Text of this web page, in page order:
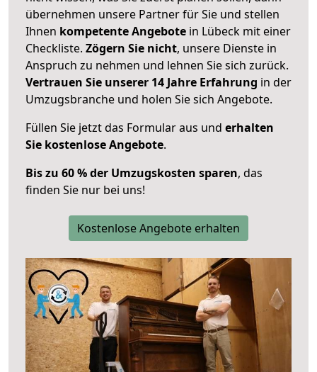
übernehmen unsere Partner für Sie und stellen
Ihnen kompetente Angebote in Lübeck mit einer
Checkliste. Zögern Sie nicht, unsere Dienste in
Anspruch zu nehmen und lehnen Sie sich zurück.
Vertrauen Sie unserer 14 Jahre Erfahrung in der
Umzugsbranche und holen Sie sich Angebote.
Füllen Sie jetzt das Formular aus und erhalten
Sie kostenlose Angebote.
Bis zu 60 % der Umzugskosten sparen, das
finden Sie nur bei uns!
Kostenlose Angebote erhalten